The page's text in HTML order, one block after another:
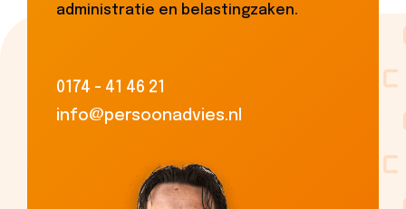
administratie en belastingzaken.
0174 - 41 46 21
info@persoonadvies.nl